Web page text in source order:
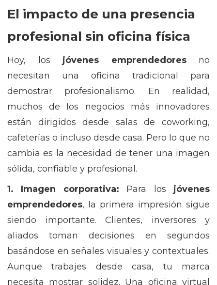
El impacto de una presencia
profesional sin oficina física
Hoy, los jóvenes emprendedoresno
necesitan una oficina tradicional para
demostrar profesionalismo. En realidad,
muchos de los negocios más innovadores
están dirigidos desde salas de coworking,
cafeterías o incluso desde casa. Pero lo que no
cambia es la necesidad de tener una imagen
sólida, confiable y profesional.
1. Imagen corporativa: Para los jóvenes
emprendedores, la primera impresión sigue
siendo importante. Clientes, inversores y
aliados toman decisiones en segundos
basándose en señales visuales y contextuales.
Aunque trabajes desde casa, tu marca
necesita mostrar solidez. Una oficina virtual